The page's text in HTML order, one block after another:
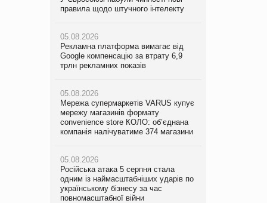
правила щодо штучного інтелекту
05.08.2026
Рекламна платформа вимагає від
Google компенсацію за втрату 6,9
трлн рекламних показів
05.08.2026
Мережа супермаркетів VARUS купує
мережу магазинів формату
convenience store КОЛО: об’єднана
компанія налічуватиме 374 магазини
05.08.2026
Російська атака 5 серпня стала
одним із наймасштабніших ударів по
українському бізнесу за час
повномасштабної війни
мережу магазинів формату
05.08.2026
Російська атака 5 серпня стала
повномасштабної війни
05.08.2026
Смачне поповнення дитячого меню:
05.08.2026
Сергій Лісунов про заморожені
хлібобулочні вироби на
правила щодо штучного інтелекту
05.08.2026
Рекламна платформа вимагає від
Google компенсацію за втрату 6,9
трлн рекламних показів
05.08.2026
Adidas витратила понад $1 млрд на
маркетинг за квартал
рекламі екологічних продуктів
05.08.2026
AstraZeneca обговорює найбільшу